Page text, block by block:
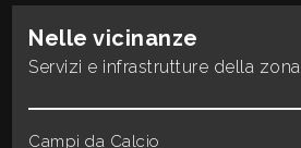
Camere
Bagni
Locali
Stato conservazione
Riscaldamento
Nelle vicinanze
Servizi e infrastrutture della zona
Campi da Calcio